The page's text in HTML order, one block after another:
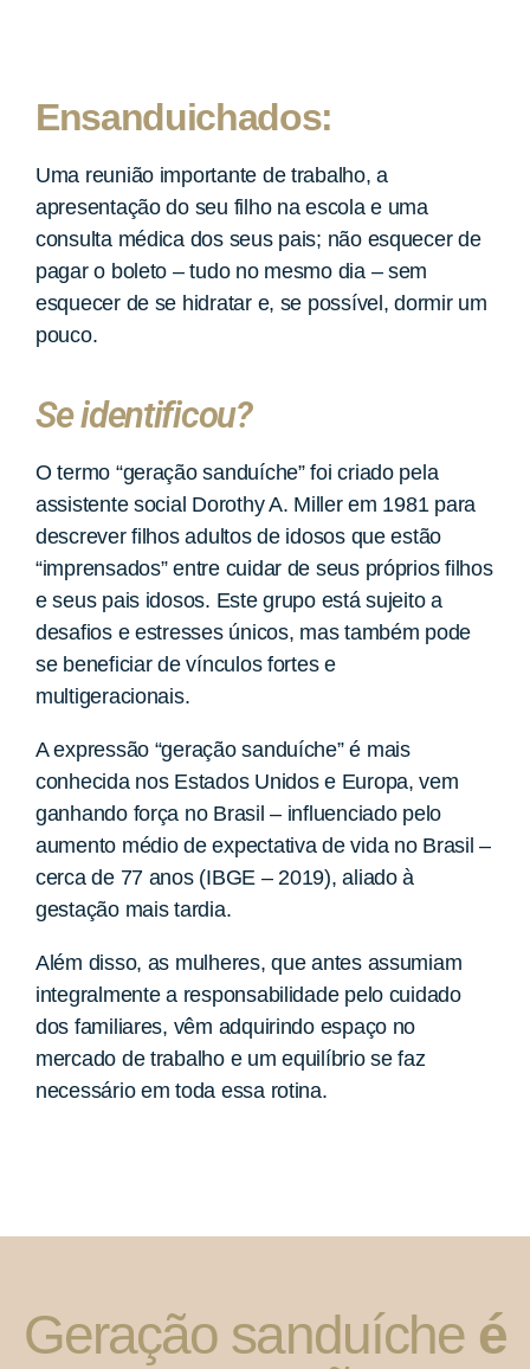
Ensanduichados:
Uma reunião importante de trabalho, a
apresentação do seu filho na escola e uma
consulta médica dos seus pais; não esquecer de
pagar o boleto – tudo no mesmo dia – sem
esquecer de se hidratar e, se possível, dormir um
pouco.
Se identificou?
O termo “geração sanduíche” foi criado pela
assistente social Dorothy A. Miller em 1981 para
descrever filhos adultos de idosos que estão
“imprensados” entre cuidar de seus próprios filhos
e seus pais idosos. Este grupo está sujeito a
desafios e estresses únicos, mas também pode
se beneficiar de vínculos fortes e
multigeracionais.
A expressão “geração sanduíche” é mais
conhecidanos Estados Unidos e Europa, vem
ganhando força no Brasil – influenciado pelo
aumento médio de expectativa de vida no Brasil –
cerca de 77 anos (IBGE – 2019), aliado à
gestação mais tardia.
Além disso, as mulheres, que antes assumiam
integralmente a responsabilidade pelo cuidado
dos familiares, vêm adquirindo espaço no
mercado de trabalho e um equilíbrio se faz
necessário em toda essa rotina.
Geração sanduíche é